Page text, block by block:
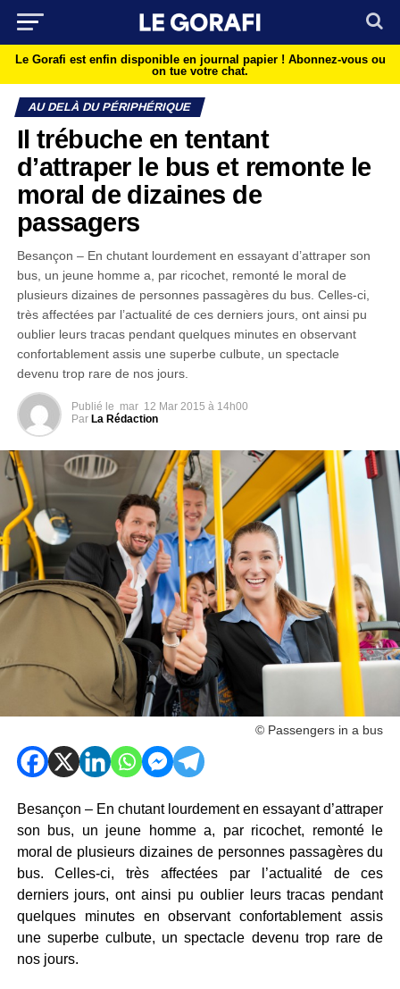
Le Gorafi est enfin disponible en journal papier ! Abonnez-vous ou
on tue votre chat.
AU DELÀ DU PÉRIPHÉRIQUE
Il trébuche en tentant
d’attraper le bus et remonte le
moral de dizaines de
passagers
Besançon – En chutant lourdement en essayant d’attraper son
bus, un jeune homme a, par ricochet, remonté le moral de
plusieurs dizaines de personnes passagères du bus. Celles-ci,
très affectées par l’actualité de ces derniers jours, ont ainsi pu
oublier leurs tracas pendant quelques minutes en observant
confortablement assis une superbe culbute, un spectacle
devenu trop rare de nos jours.
Publié le mar 12 Mar 2015 à 14h00
Par La Rédaction
© Passengers in a bus
Besançon – En chutant lourdement en essayant d’attraper
son bus, un jeune homme a, par ricochet, remonté le
moral de plusieurs dizaines de personnes passagères du
bus. Celles-ci, très affectées par l’actualité de ces
derniers jours, ont ainsi pu oublier leurs tracas pendant
quelques minutes en observant confortablement assis
une superbe culbute, un spectacle devenu trop rare de
nos jours.